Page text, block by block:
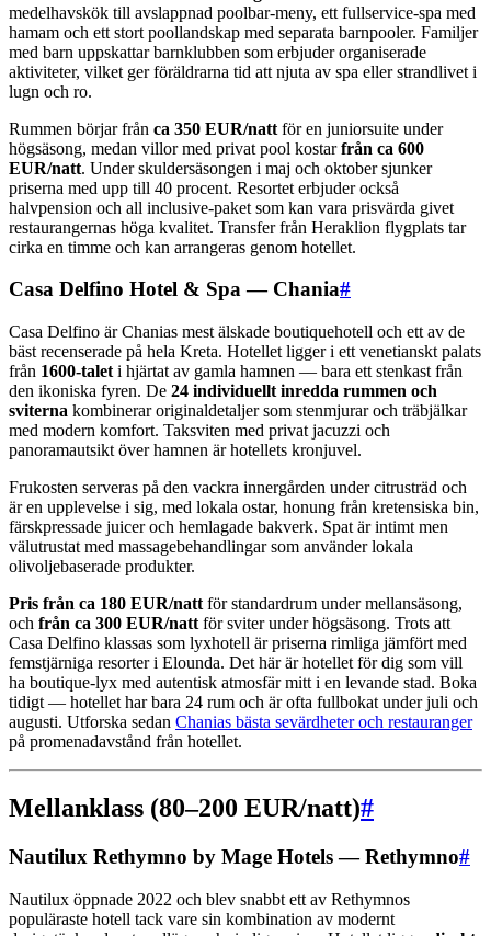
medelhavskök till avslappnad poolbar-meny, ett fullservice-spa med
hamam och ett stort poollandskap med separata barnpooler. Familjer
med barn uppskattar barnklubben som erbjuder organiserade
aktiviteter, vilket ger föräldrarna tid att njuta av spa eller strandlivet i
lugn och ro.
Rummen börjar från ca 350 EUR/natt för en juniorsuite under
högsäsong, medan villor med privat pool kostarfrån ca 600
EUR/natt. Under skuldersäsongen i maj och oktober sjunker
priserna med upp till 40 procent. Resortet erbjuder också
halvpension och all inclusive-paket som kan vara prisvärda givet
restaurangernas höga kvalitet. Transfer från Heraklion flygplats tar
cirka en timme och kan arrangeras genom hotellet.
Casa Delfino Hotel & Spa — Chania#
Casa Delfino är Chanias mest älskade boutiquehotell och ett av de
bäst recenserade på hela Kreta. Hotellet ligger i ett venetianskt palats
från 1600-talet i hjärtat av gamla hamnen — bara ett stenkast från
den ikoniska fyren. De 24 individuellt inredda rummen och
sviterna kombinerar originaldetaljer som stenmjurar och träbjälkar
med modern komfort. Taksviten med privat jacuzzi och
panoramautsikt över hamnen är hotellets kronjuvel.
Frukosten serveras på den vackra innergården under citrusträd och
är en upplevelse i sig, med lokala ostar, honung från kretensiska bin,
färskpressade juicer och hemlagade bakverk. Spat är intimt men
välutrustat med massagebehandlingar som använder lokala
olivoljebaserade produkter.
Pris från ca 180 EUR/natt för standardrum under mellansäsong,
och från ca 300 EUR/natt för sviter under högsäsong. Trots att
Casa Delfino klassas som lyxhotell är priserna rimliga jämfört med
femstjärniga resorter i Elounda. Det här är hotellet för dig som vill
ha boutique-lyx med autentisk atmosfär mitt i en levande stad. Boka
tidigt — hotellet har bara 24 rum och är ofta fullbokat under juli och
augusti. Utforska sedan Chanias bästa sevärdheter och restauranger
på promenadavstånd från hotellet.
Mellanklass (80–200 EUR/natt)#
Nautilux Rethymno by Mage Hotels — Rethymno#
Nautilux öppnade 2022 och blev snabbt ett av Rethymnos
populäraste hotell tack vare sin kombination av modernt